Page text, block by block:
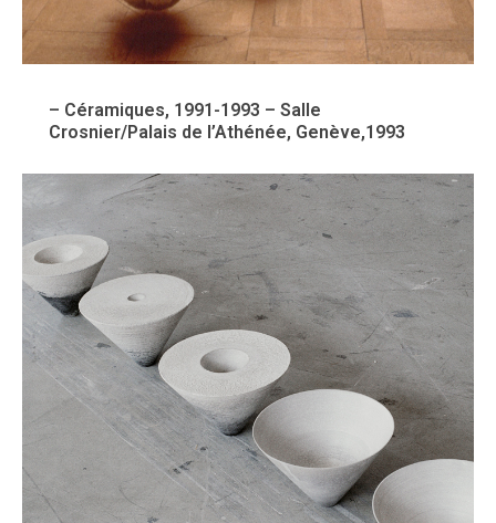
– Céramiques, 1991-1993 – Salle
Crosnier/Palais de l’Athénée, Genève,1993